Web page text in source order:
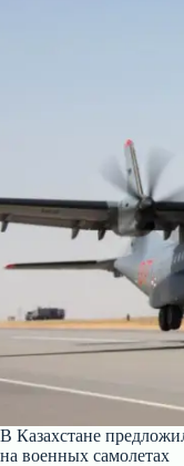
В Казахстане
на военных самолетах